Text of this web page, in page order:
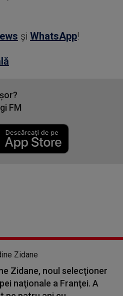
şi WhatsApp!
FM
Zidane, noul selecţioner
naţionale a Franţei. A